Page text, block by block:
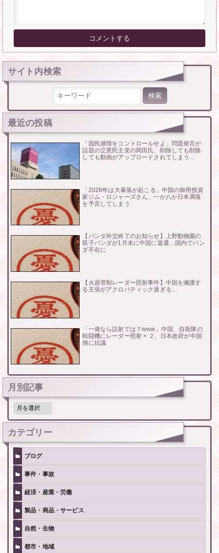
サイト内検索
最近の投稿
「国民感情をコントロールせよ」問題発言が
話題の立憲民主党の岡田氏、削除しても削除
しても動画がアップロードされてしまう…
「2026年は大暴落が起こる」中国の御用投資
家ジム・ロジャーズさん、一か八か日本凋落
を予言してしまう
【パンダ外交終了のお知らせ】上野動物園の
双子パンダが1月末に中国に返還…国内でパン
ダ不在に
【火器管制レーダー照射事件】中国を擁護す
る主張がアクロバティック過ぎる…
「一発なら誤射では？www」中国、自衛隊の
戦闘機にレーダー照射 × ２、日本政府が中国
側に抗議
月別記事
月
記
事
カテゴリー
ブログ
事件・事故
経済・産業・労働
製品・商品・サービス
自然・生物
都市・地域